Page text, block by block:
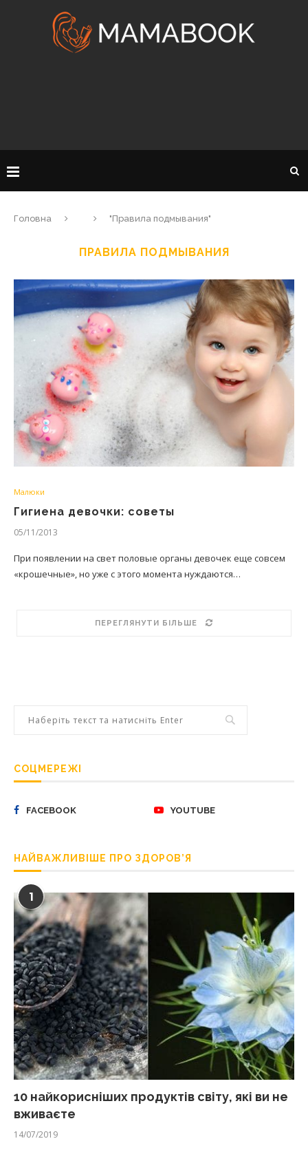
Головна "Правила подмывания"
ПРАВИЛА ПОДМЫВАНИЯ
Малюки
Гигиена девочки: советы
05/11/2013
При появлении на свет половые органы девочек еще совсем
«крошечные», но уже с этого момента нуждаются…
ПЕРЕГЛЯНУТИ БІЛЬШЕ
СОЦМЕРЕЖІ
FACEBOOK YOUTUBE
НАЙВАЖЛИВІШЕ ПРО ЗДОРОВ’Я
1
10 найкорисніших продуктів світу, які ви не
вживаєте
14/07/2019